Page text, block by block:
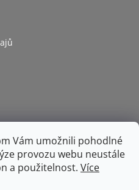
Vám umožnili pohodlné
provozu webu neustále
a použitelnost. Více